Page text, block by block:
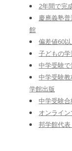
2年間で完
慶應義塾
館
偏差値60
子どもの
中学受験で
中学受験
学館出版
中学受験合
オンライ
邦学館代